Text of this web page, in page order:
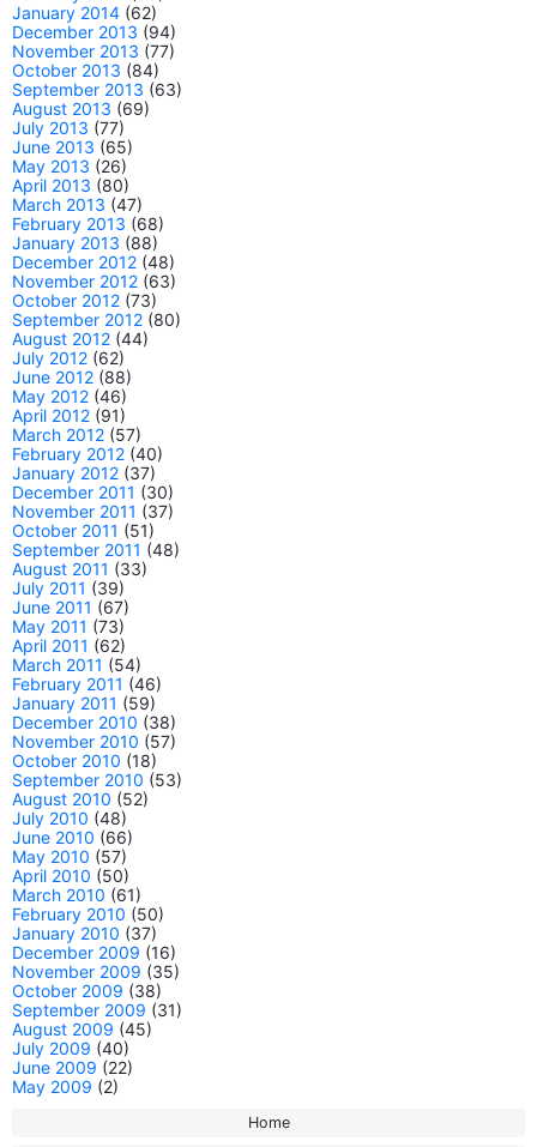
January 2014 (62)
December 2013 (94)
November 2013 (77)
October 2013 (84)
September 2013 (63)
August 2013 (69)
July 2013 (77)
June 2013 (65)
May 2013 (26)
April 2013 (80)
March 2013 (47)
February 2013 (68)
January 2013 (88)
December 2012 (48)
November 2012 (63)
October 2012 (73)
September 2012 (80)
August 2012 (44)
July 2012 (62)
June 2012 (88)
May 2012 (46)
April 2012 (91)
March 2012 (57)
February 2012 (40)
January 2012 (37)
December 2011 (30)
November 2011 (37)
October 2011 (51)
September 2011 (48)
August 2011 (33)
July 2011 (39)
June 2011 (67)
May 2011 (73)
April 2011 (62)
March 2011 (54)
February 2011 (46)
January 2011 (59)
December 2010 (38)
November 2010 (57)
October 2010 (18)
September 2010 (53)
August 2010 (52)
July 2010 (48)
June 2010 (66)
May 2010 (57)
April 2010 (50)
March 2010 (61)
February 2010 (50)
January 2010 (37)
December 2009 (16)
November 2009 (35)
October 2009 (38)
September 2009 (31)
August 2009 (45)
July 2009 (40)
June 2009 (22)
May 2009 (2)
Home